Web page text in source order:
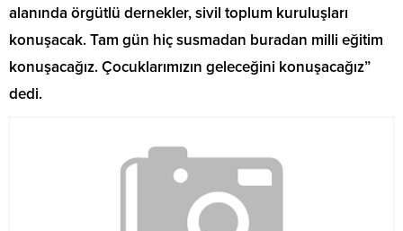
alanında örgütlü dernekler, sivil toplum kuruluşları
konuşacak. Tam gün hiç susmadan buradan milli eğitim
konuşacağız. Çocuklarımızın geleceğini konuşacağız”
dedi.